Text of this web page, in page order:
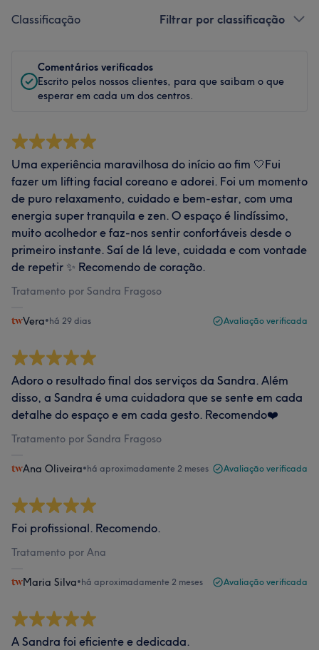
Classificação Filtrar por classificação
Comentários verificados
Escrito pelos nossos clientes, para que saibam o que
esperar em cada um dos centros.
Uma experiência maravilhosa do início ao fim 🤍Fui
fazer um lifting facial coreano e adorei. Foi um momento
de puro relaxamento, cuidado e bem-estar, com uma
energia super tranquila e zen. O espaço é lindíssimo,
muito acolhedor e faz-nos sentir confortáveis desde o
primeiro instante. Saí de lá leve, cuidada e com vontade
de repetir ✨ Recomendo de coração.
Tratamento por Sandra Fragoso
Vera•há 29 dias Avaliação verificada
Adoro o resultado final dos serviços da Sandra. Além
disso, a Sandra é uma cuidadora que se sente em cada
detalhe do espaço e em cada gesto. Recomendo❤️
Tratamento por Sandra Fragoso
Ana Oliveira•há aproximadamente 2 meses Avaliação verificada
Foi profissional. Recomendo.
Tratamento por Ana
Maria Silva•há aproximadamente 2 meses Avaliação verificada
A Sandra foi eficiente e dedicada.